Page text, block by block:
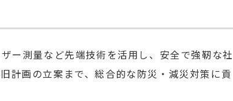
ー測量など先端技術を活用し、安全で強靭な社
計画の立案まで、総合的な防災・減災対策に貢